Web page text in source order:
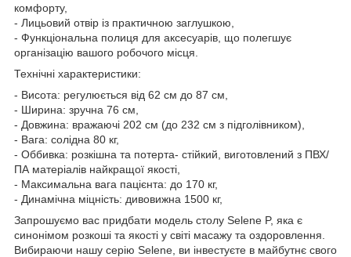
комфорту,
- Лицьовий отвір із практичною заглушкою,
- Функціональна полиця для аксесуарів, що полегшує
організацію вашого робочого місця.
Технічні характеристики:
- Висота: регулюється від 62 см до 87 см,
- Ширина: зручна 76 см,
- Довжина: вражаючі 202 см (до 232 см з підголівником),
- Вага: солідна 80 кг,
- Оббивка: розкішна та потерта- стійкий, виготовлений з ПВХ/
ПА матеріалів найкращої якості,
- Максимальна вага пацієнта: до 170 кг,
- Динамічна міцність: дивовижна 1500 кг,
Запрошуємо вас придбати модель столу Selene P, яка є
синонімом розкоші та якості у світі масажу та оздоровлення.
Вибираючи нашу серію Selene, ви інвестуєте в майбутнє свого